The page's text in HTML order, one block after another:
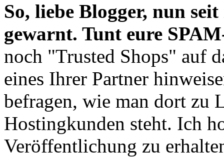
So, liebe Blogger, nun
gewarnt. Tunt eure
noch "Trusted Shops" auf
eines Ihrer Partner
befragen, wie man dort zu
Hostingkunden steht. Ich
Veröffentlichung zu